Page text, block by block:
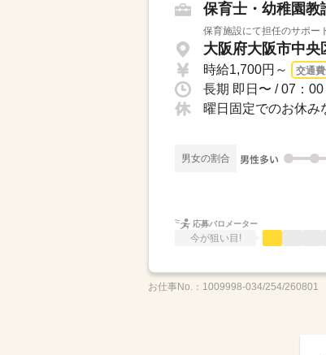
保育士・幼稚園教
保育施設にて担任のサポー
大阪府大阪市中央
時給1,700円～ 交通
曜日固定でのお休み
男女の割合
応募バロメーター
今が狙い目!
お仕事No.： 1009998-034/254/260801